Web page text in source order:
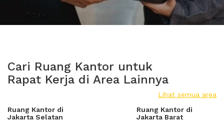
Cari Ruang Kantor untuk
Rapat Kerja di Area Lainnya
Lihat semua area
Ruang Kantor di
Jakarta Selatan
Ruang Kantor di
Jakarta Barat